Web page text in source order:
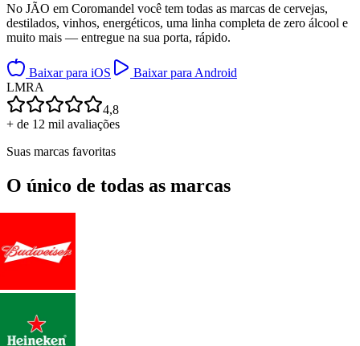
No JÃO em Coromandel você tem todas as marcas de cervejas,
destilados, vinhos, energéticos, uma linha completa de zero álcool e
muito mais — entregue na sua porta, rápido.
Baixar para iOS
Baixar para Android
LMRA
4,8
+ de 12 mil avaliações
Suas marcas favoritas
O único de todas as marcas